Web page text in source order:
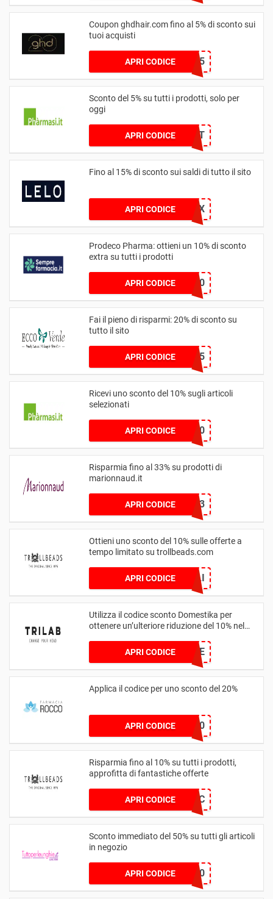
Coupon ghdhair.com fino al 5% di sconto sui
tuoi acquisti
APRI CODICEFLASH5
Sconto del 5% su tutti i prodotti, solo per
oggi
APRI CODICEPAD5T
Fino al 15% di sconto sui saldi di tutto il sito
APRI CODICEzKUotEwf8X
Prodeco Pharma: ottieni un 10% di sconto
extra su tutti i prodotti
APRI CODICEPRODECO10
Fai il pieno di risparmi: 20% di sconto su
tutto il sito
APRI CODICESAVOO15
Ricevi uno sconto del 10% sugli articoli
selezionati
APRI CODICEMAMMA10
Risparmia fino al 33% su prodotti di
marionnaud.it
APRI CODICEMAMMA33
Ottieni uno sconto del 10% sulle offerte a
tempo limitato su trollbeads.com
APRI CODICE AALI
Utilizza il codice sconto Domestika per
ottenere un’ulteriore riduzione del 10% nel
APRI CODICECANDLE
Applica il codice per uno sconto del 20%
APRI CODICEOVER20
Risparmia fino al 10% su tutti i prodotti,
approfitta di fantastiche offerte
APRI CODICE
PAULA_BEADSAHOLIC
Sconto immediato del 50% su tutti gli articoli
in negozio
APRI CODICECUPIDO30